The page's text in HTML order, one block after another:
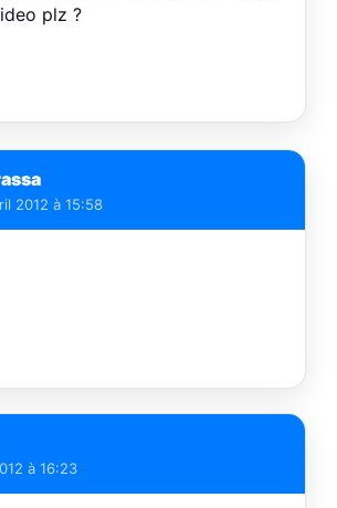
plz ?
2012 à 15:58
à 16:23